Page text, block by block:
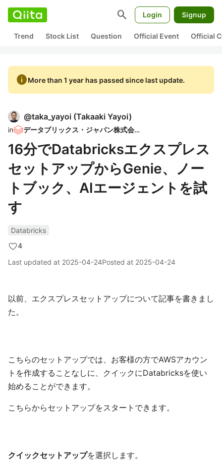
search Login Signup
Trend Stock List Question Official Event Official
infoMore than 1 year has passed since last update.
@taka_yayoi (Takaaki Yayoi)
in データブリックス・ジャパン株式会社
16分でDatabricksエクスプレス
セットアップからGenie、ノー
トブック、AIエージェントを試
す
Databricks
4
Last updated at 2025-04-24Posted at 2025-04-24
以前、エクスプレスセットアップについて記事を書きまし
た。
こちらのセットアップでは、お客様の方でAWSアカウン
トを作成することなしに、クイックにDatabricksを使い
始めることができます。
こちらからセットアップをスタートできます。
クイックセットアップを選択します。